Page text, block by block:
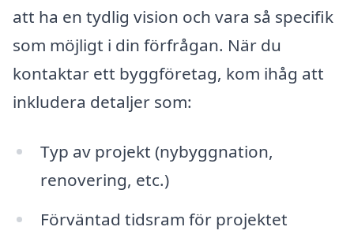
att ha en tydlig vision och vara så specifik
som möjligt i din förfrågan. När du
kontaktar ett byggföretag, kom ihåg att
inkludera detaljer som:
Typ av projekt (nybyggnation,
renovering, etc.)
Förväntad tidsram för projektet